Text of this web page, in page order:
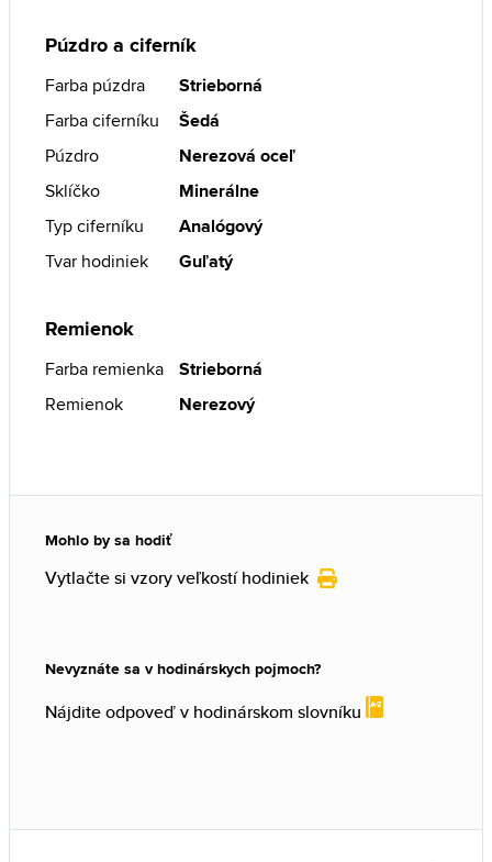
Púzdro a ciferník
Farba púzdra
Strieborná
Farba ciferníku
Šedá
Púzdro
Nerezová oceľ
Sklíčko
Minerálne
Typ ciferníku
Analógový
Tvar hodiniek
Guľatý
Remienok
Farba remienka
Strieborná
Remienok
Nerezový
Mohlo by sa hodiť
Vytlačte si vzory veľkostí hodiniek
Nevyznáte sa v hodinárskych pojmoch?
Nájdite odpoveď v hodinárskom slovníku